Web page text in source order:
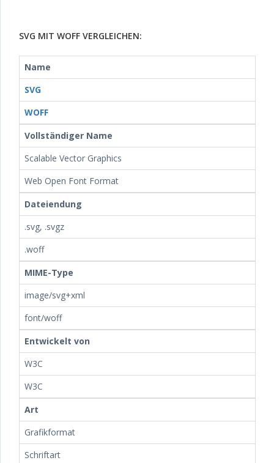
SVG MIT WOFF VERGLEICHEN:
Name
SVG
WOFF
Vollständiger Name
Scalable Vector Graphics
Web Open Font Format
Dateiendung
.svg, .svgz
.woff
MIME-Type
image/svg+xml
font/woff
Entwickelt von
W3C
W3C
Art
Grafikformat
Schriftart